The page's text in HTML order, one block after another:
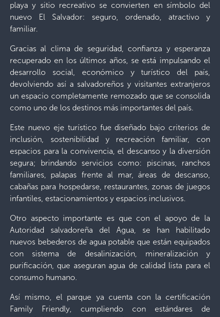
playa y sitio recreativo se convierten en símbolo del
nuevo El Salvador: seguro, ordenado, atractivo y
familiar.
Gracias al clima de seguridad, confianza y esperanza
recuperado en los últimos años, se está impulsando el
desarrollo social, económico y turístico del país,
devolviendo así a salvadoreños y visitantes extranjeros
un espacio completamente remozado que se consolida
como uno de los destinos más importantes del país.
Este nuevo eje turístico fue diseñado bajo criterios de
inclusión, sostenibilidad y recreación familiar, con
espacios para la convivencia, el descanso y la diversión
segura; brindando servicios como: piscinas, ranchos
familiares, palapas frente al mar, áreas de descanso,
cabañas para hospedarse, restaurantes, zonas de juegos
infantiles, estacionamientos y espacios inclusivos.
Otro aspecto importante es que con el apoyo de la
Autoridad salvadoreña del Agua, se han habilitado
nuevos bebederos de agua potable que están equipados
con sistema de desalinización, mineralización y
purificación, que aseguran agua de calidad lista para el
consumo humano.
Así mismo, el parque ya cuenta con la certificación
Family Friendly, cumpliendo con estándares de